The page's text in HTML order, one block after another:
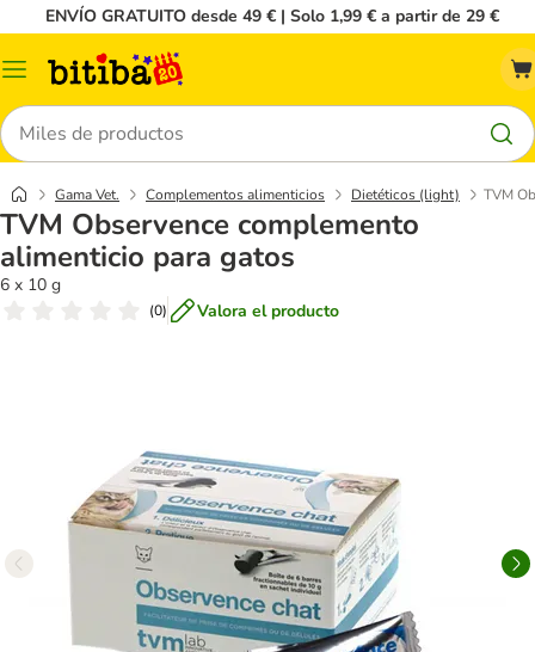
ENVÍO GRATUITO desde 49 € | Solo 1,99 € a partir de 29 €
Menú
Buscar
Gama Vet. Complementos alimenticios Dietéticos (light) TVM
TVM Observence complemento
alimenticio para gatos
6 x 10 g
(0) Valora el producto